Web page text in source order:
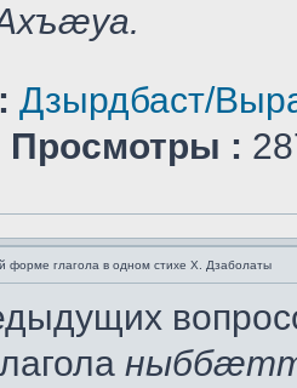
Дзырдбаст/
Просмотры :
форме глагола в одном стихе Х. Дзаболаты